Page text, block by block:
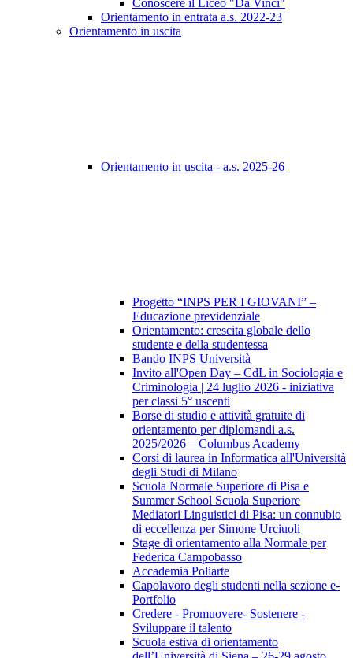
Conoscere il Liceo "Da Vinci"
Orientamento in entrata a.s. 2022-23
Orientamento in uscita
Orientamento in uscita - a.s. 2025-26
Progetto “INPS PER I GIOVANI” –
Educazione previdenziale
Orientamento: crescita globale dello
studente e della studentessa
Bando INPS Università
Invito all'Open Day – CdL in Sociologia e
Criminologia | 24 luglio 2026 - iniziativa
per classi 5° uscenti
Borse di studio e attività gratuite di
orientamento per diplomandi a.s.
2025/2026 – Columbus Academy
Corsi di laurea in Informatica all'Università
degli Studi di Milano
Scuola Normale Superiore di Pisa e
Summer School Scuola Superiore
Mediatori Linguistici di Pisa: un connubio
di eccellenza per Simone Urciuoli
Stage di orientamento alla Normale per
Federica Campobasso
Accademia Poliarte
Capolavoro degli studenti nella sezione e-
Portfolio
Credere - Promuovere- Sostenere -
Sviluppare il talento
Scuola estiva di orientamento